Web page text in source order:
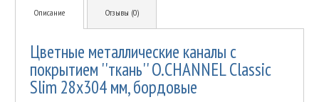
Описание Отзывы (0)
Цветные металлические каналы с
покрытием ''ткань'' O.CHANNEL Classic
Slim 28х304 мм, бордовые